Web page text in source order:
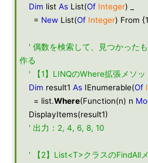
Dim list As List(Of Integer) _
= New List(Of Integer) From
' 偶数を検索して、見つかった
作る
' 【1】LINQのWhere拡張メソッ
Dim result1 As IEnumerable(Of
= list.Where(Function(n) n
DisplayItems(result1)
' 出力：2, 4, 6, 8, 10
' 【2】List<T>クラスのFindAll